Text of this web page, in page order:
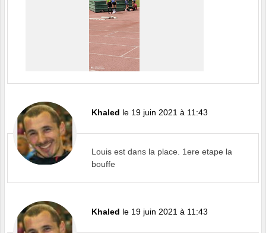
Khaled le 19 juin 2021 à 11:43
Louis est dans la place. 1ere etape la
bouffe
Khaled le 19 juin 2021 à 11:43